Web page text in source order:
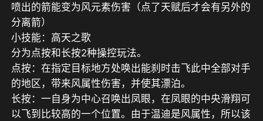
喷出的箭能变为风元素伤害（点了天赋后才会有另外的
分离箭）
小技能：高天之歌
分为点按和长按2种操控玩法。
点按：在指定目标地方处唤出能刹时击飞此中全部对手
的地区，带来风属性伤害，并使其漂泊。
长按：一自身为中心召唤出凤眼，在凤眼的中央滑翔可
以飞到比较高的一个位置。由于温迪是风属性，所以该